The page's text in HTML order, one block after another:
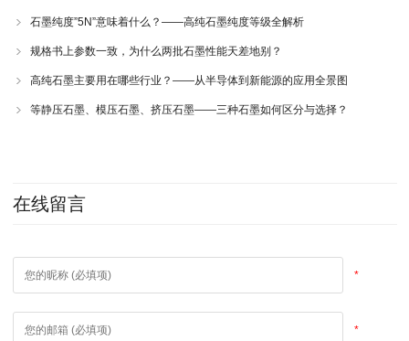
石墨纯度”5N”意味着什么？——高纯石墨纯度等级全解析
规格书上参数一致，为什么两批石墨性能天差地别？
高纯石墨主要用在哪些行业？——从半导体到新能源的应用全景图
等静压石墨、模压石墨、挤压石墨——三种石墨如何区分与选择？
在线留言
*
*